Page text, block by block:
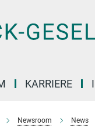
KARRIERE
Newsroom News